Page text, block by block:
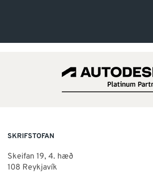
SKRIFSTOFAN
Skeifan 19, 4. hæð
108 Reykjavík